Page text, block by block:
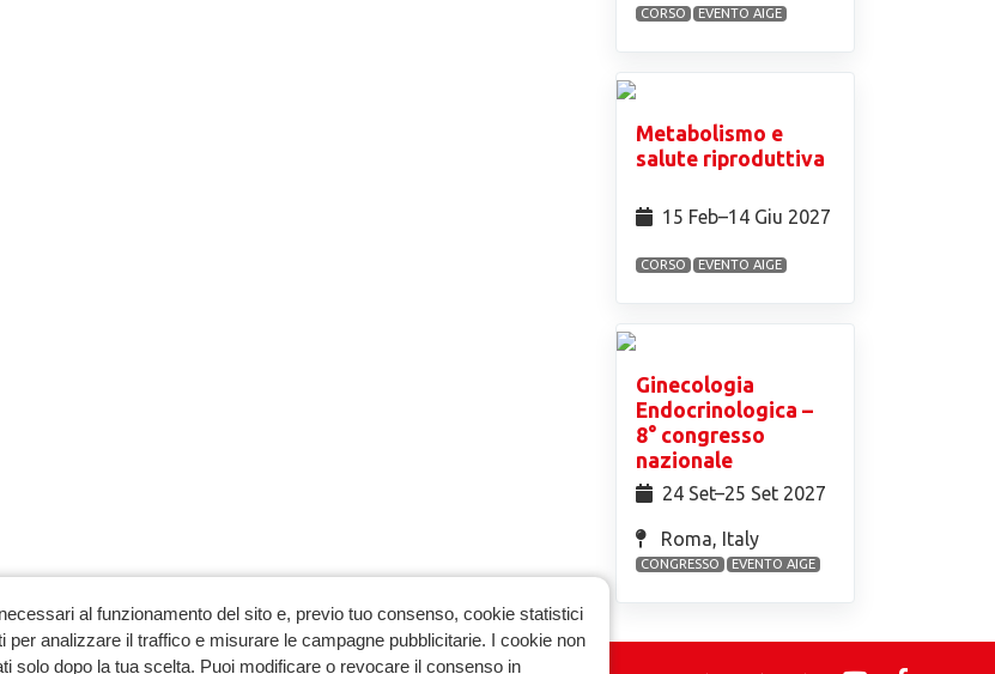
CORSO EVENTO AIGE
Metabolismo e
salute riproduttiva
15 Feb⁠–14 Giu 2027
CORSO EVENTO AIGE
Ginecologia
Endocrinologica –
8° congresso
nazionale
24 Set⁠–25 Set 2027
Roma, Italy
CONGRESSO EVENTO AIGE
al funzionamento del sito e, previo tuo consenso, cookie statistici
per analizzare il traffico e misurare le campagne pubblicitarie. I cookie non
solo dopo la tua scelta. Puoi modificare o revocare il consenso in